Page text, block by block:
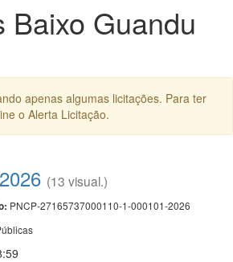
Baixo Guandu
apenas algumas licitações. Para ter
o Alerta Licitação.
(13 visual.)
PNCP-27165737000110-1-000101-2026